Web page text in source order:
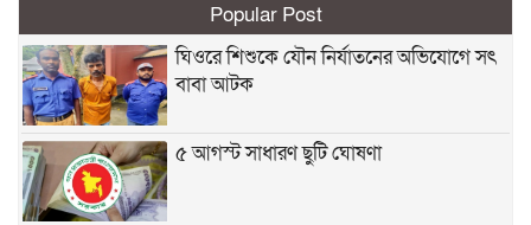
Popular Post
ঘিওরে শিশুকে যৌন নির্যাতনের অভিযোগে সৎ
বাবা আটক
৫ আগস্ট সাধারণ ছুটি ঘোষণা